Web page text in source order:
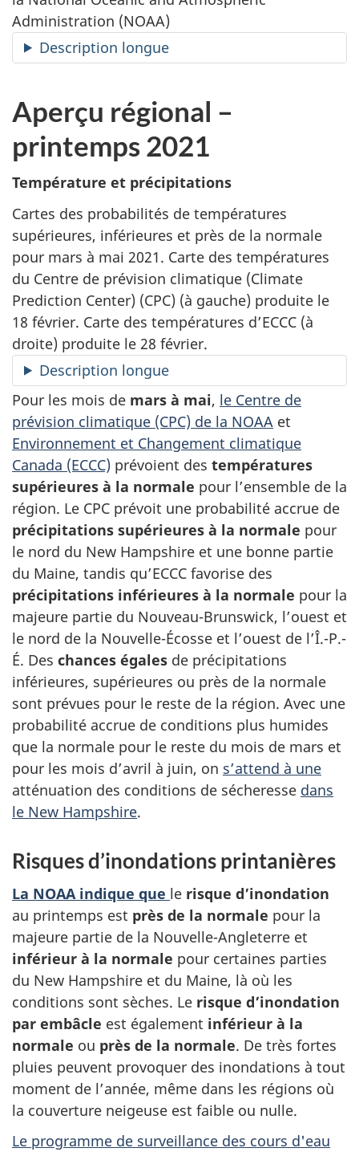
Administration (NOAA)
Description longue
Aperçu régional –
printemps 2021
Température et précipitations
Cartes des probabilités de températures
supérieures, inférieures et près de la normale
pour mars à mai 2021. Carte des températures
du Centre de prévision climatique (Climate
Prediction Center) (CPC) (à gauche) produite le
18 février. Carte des températures d’ECCC (à
droite) produite le 28 février.
Description longue
Pour les mois de mars à mai, le Centre de
prévision climatique (CPC) de la NOAA et
Environnement et Changement climatique
Canada (ECCC) prévoient des températures
supérieures à la normale pour l’ensemble de la
région. Le CPC prévoit une probabilité accrue de
précipitations supérieures à la normale pour
le nord du New Hampshire et une bonne partie
du Maine, tandis qu’ECCC favorise des
précipitations inférieures à la normale pour la
majeure partie du Nouveau-Brunswick, l’ouest et
le nord de la Nouvelle-Écosse et l’ouest de l’Î.-P.-
É. Des chances égales de précipitations
inférieures, supérieures ou près de la normale
sont prévues pour le reste de la région. Avec une
probabilité accrue de conditions plus humides
que la normale pour le reste du mois de mars et
pour les mois d’avril à juin, on s’attend à une
atténuation des conditions de sécheresse dans
le New Hampshire.
Risques d’inondations printanières
La NOAA indique que le risque d’inondation
au printemps est près de la normale pour la
majeure partie de la Nouvelle-Angleterre et
inférieur à la normale pour certaines parties
du New Hampshire et du Maine, là où les
conditions sont sèches. Le risque d’inondation
par embâcle est également inférieur à la
normale ou près de la normale. De très fortes
pluies peuvent provoquer des inondations à tout
moment de l’année, même dans les régions où
la couverture neigeuse est faible ou nulle.
Le programme de surveillance des cours d'eau